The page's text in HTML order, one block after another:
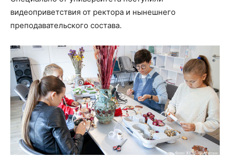
видеоприветствия от ректора и нынешнего
преподавательского состава.